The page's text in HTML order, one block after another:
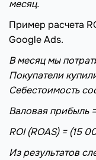
месяц.
Пример расчета
Google Ads.
В месяц мы
Покупатели
Себестоимость
Валовая прибыль
ROI (ROAS) = (15
Из результатов